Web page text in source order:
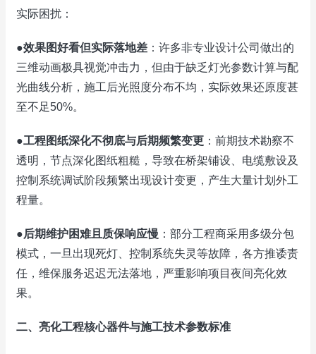
实际困扰：
●效果图好看但实际落地差 ：许多非专业设计公司做出的
三维动画极具视觉冲击力，但由于缺乏灯光参数计算与配
光曲线分析，施工后光照度分布不均，实际效果还原度甚
至不足50%。
●工程图纸深化不彻底与后期频繁变更 ：前期技术勘察不
透明，节点深化图纸粗糙，导致在桥架铺设、电缆敷设及
控制系统调试阶段频繁出现设计变更，产生大量计划外工
程量。
●后期维护困难且质保响应慢 ：部分工程商采用多级分包
模式，一旦出现死灯、控制系统失灵等故障，各方推诿责
任，维保服务迟迟无法落地，严重影响项目夜间亮化效
果。
二、亮化工程核心器件与施工技术参数标准